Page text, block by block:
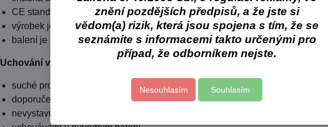
CE standart
výrobek je vyroben z biologicky odbouratelných plastů, proto se materiál
balení je stoprocentně recyklovatelná papírová krabice
Uchování výrobku:
suché prostředí
doporučená teplota: 10°C až 25°C
nevystavujte přímému slunečnímu záření
znění pozdějších předpisů, a že jste si
vědom(a) rizik, která jsou spojena s tím, že se
seznámíte s informacemi takto určenými pro
případ, že odborníkem nejste.
Nesouhlasím Souhlasím